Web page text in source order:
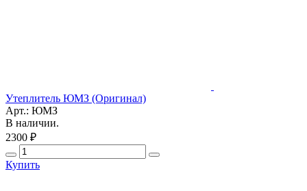
Утеплитель ЮМЗ (Оригинал)
Арт.: ЮМЗ
В наличии.
2300 ₽
Купить